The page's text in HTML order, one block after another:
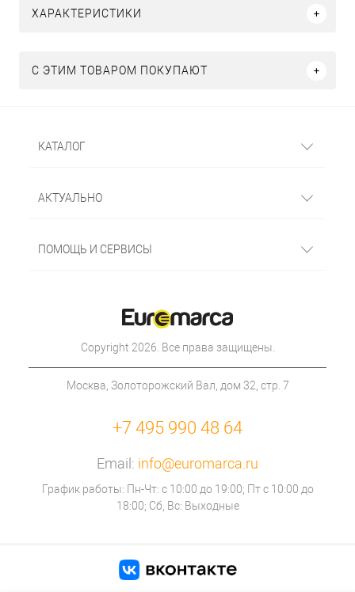
ХАРАКТЕРИСТИКИ
С ЭТИМ ТОВАРОМ ПОКУПАЮТ
КАТАЛОГ
АКТУАЛЬНО
ПОМОЩЬ И СЕРВИСЫ
Copyright 2026. Все права защищены.
Москва, Золоторожский Вал, дом 32, стр. 7
+7 495 990 48 64
Email: info@euromarca.ru
График работы: Пн-Чт: с 10:00 до 19:00; Пт с 10:00 до
18:00; Сб, Вс: Выходные